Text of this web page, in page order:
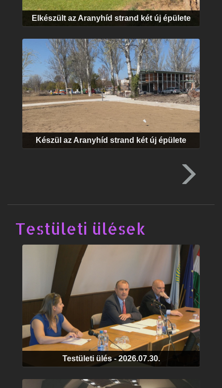
Elkészült az Aranyhíd strand két új épülete
Készül az Aranyhíd strand két új épülete
Testületi ülések
Testületi ülés - 2026.07.30.